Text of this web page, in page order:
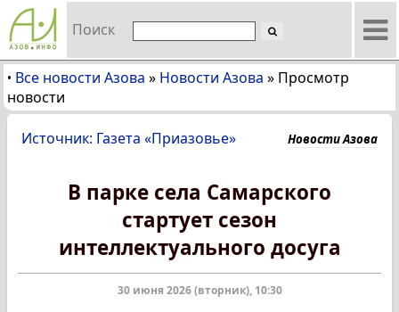
Поиск
• Все новости Азова » Новости Азова » Просмотр
новости
Источник: Газета «Приазовье» Новости Азова
В парке села Самарского
стартует сезон
интеллектуального досуга
30 июня 2026 (вторник), 10:30